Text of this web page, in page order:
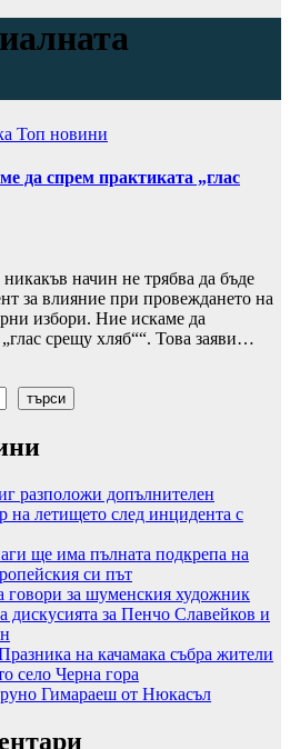
Топ новини
да спрем практиката „глас
начин не трябва да бъде
за влияние при провеждането на
избори. Ние искаме да
срещу хляб““. Това заяви…
търси
разположи допълнителен
на летището след инцидента с
ще има пълната подкрепа на
си път
говори за шуменския художник
за Пенчо Славейков и
на качамака събра жители
село Черна гора
Гимараеш от Нюкасъл